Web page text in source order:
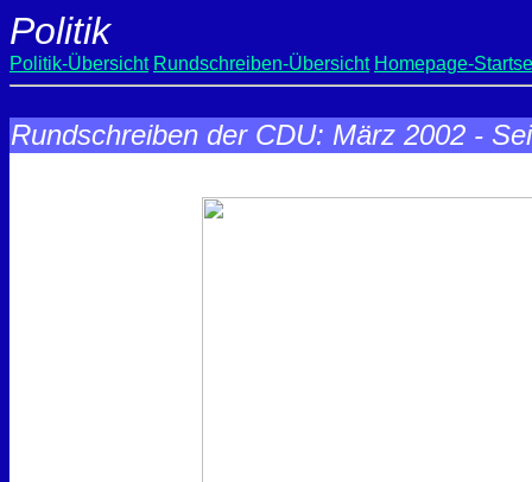
Politik
Politik-Übersicht Rundschreiben-Übersicht Homepage-
Rundschreiben der CDU: März 2002 -